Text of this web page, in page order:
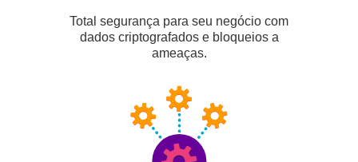
Total segurança para seu negócio com
dados criptografados e bloqueios a
ameaças.